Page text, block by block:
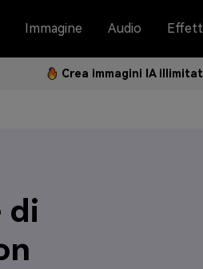
Immagine Audio
Crea immagini IA
di